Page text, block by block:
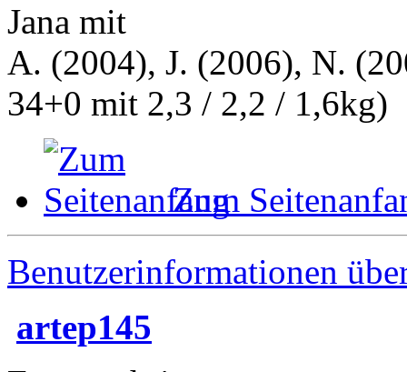
Jana mit
A. (2004), J. (2006), N.
34+0 mit 2,3 / 2,2 / 1,6kg)
Zum
Benutzerinformationen
artep145